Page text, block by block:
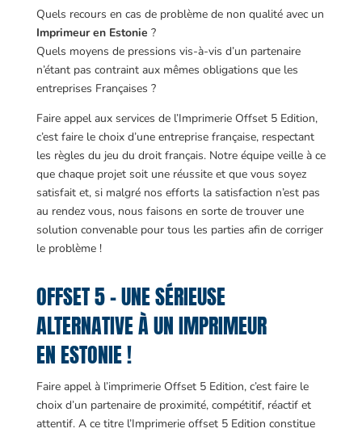
Quels recours en cas de problème de non qualité avec un
Imprimeur en Estonie ?
Quels moyens de pressions vis-à-vis d’un partenaire
n’étant pas contraint aux mêmes obligations que les
entreprises Françaises ?
Faire appel aux services de l’Imprimerie Offset 5 Edition,
c’est faire le choix d’une entreprise française, respectant
les règles du jeu du droit français. Notre équipe veille à ce
que chaque projet soit une réussite et que vous soyez
satisfait et, si malgré nos efforts la satisfaction n’est pas
au rendez vous, nous faisons en sorte de trouver une
solution convenable pour tous les parties afin de corriger
le problème !
OFFSET 5 – UNE SÉRIEUSE
ALTERNATIVE À UN IMPRIMEUR
EN ESTONIE !
Faire appel à l’imprimerie Offset 5 Edition, c’est faire le
choix d’un partenaire de proximité, compétitif, réactif et
attentif. A ce titre l’Imprimerie offset 5 Edition constitue